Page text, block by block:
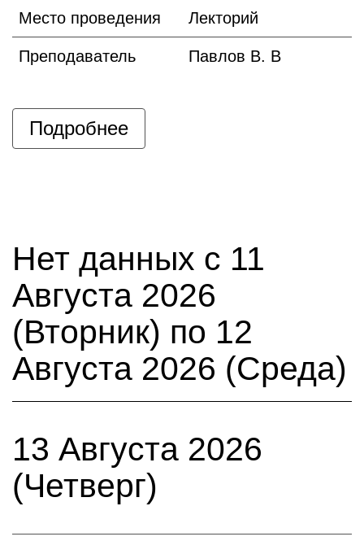
Место проведения Лекторий
Преподаватель Павлов В. В
Подробнее
Нет данных с 11
Августа 2026
(Вторник) по 12
Августа 2026 (Среда)
13 Августа 2026
(Четверг)